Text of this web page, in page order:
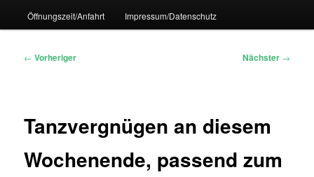
Öffnungszeit/Anfahrt Impressum/Datenschutz
Beitragsnavigation
← Vorheriger Nächster →
Tanzvergnügen an diesem
Wochenende, passend zum